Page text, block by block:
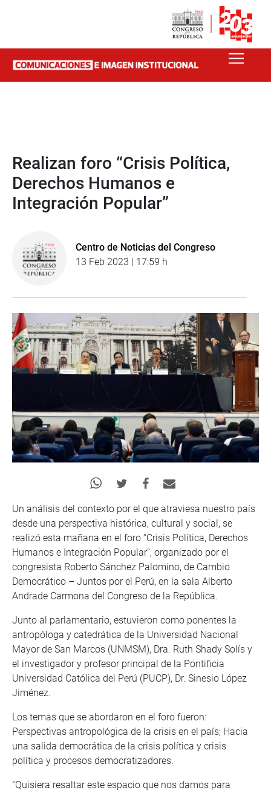
Realizan foro “Crisis Política,
Derechos Humanos e
Integración Popular”
Centro de Noticias del Congreso
13 Feb 2023 | 17:59 h
Un análisis del contexto por el que atraviesa nuestro país
desde una perspectiva histórica, cultural y social, se
realizó esta mañana en el foro “Crisis Política, Derechos
Humanos e Integración Popular”, organizado por el
congresista Roberto Sánchez Palomino, de Cambio
Democrático – Juntos por el Perú, en la sala Alberto
Andrade Carmona del Congreso de la República.
Junto al parlamentario, estuvieron como ponentes la
antropóloga y catedrática de la Universidad Nacional
Mayor de San Marcos (UNMSM), Dra. Ruth Shady Solís y
el investigador y profesor principal de la Pontificia
Universidad Católica del Perú (PUCP), Dr. Sinesio López
Jiménez.
Los temas que se abordaron en el foro fueron:
Perspectivas antropológica de la crisis en el país; Hacia
una salida democrática de la crisis política y crisis
política y procesos democratizadores.
“Quisiera resaltar este espacio que nos damos para